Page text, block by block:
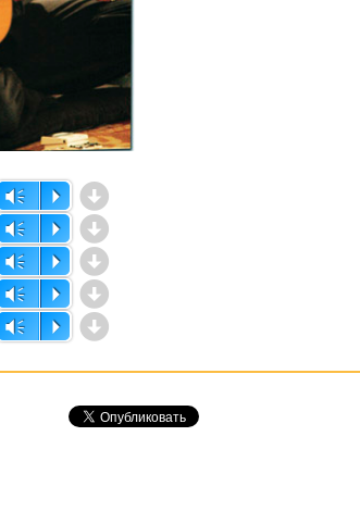
Vm P d
Vm P d
Vm P d
Vm P d
Vm P d